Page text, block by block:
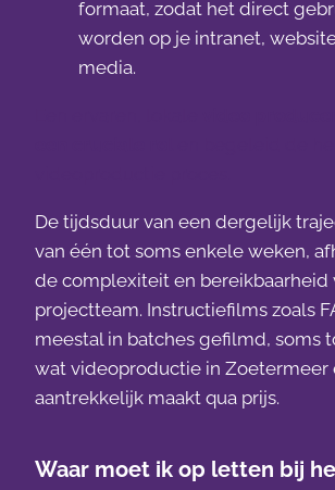
formaat, zodat het direct
worden op je intranet,
media.
De tijdsduur van een dergelijk
van één tot soms enkele weken,
de complexiteit en bereikbaarheid
projectteam. Instructiefilms zoals
meestal in batches gefilmd, soms
wat videoproductie in Zoetermeer
aantrekkelijk maakt qua prijs.
Waar moet ik op letten bij